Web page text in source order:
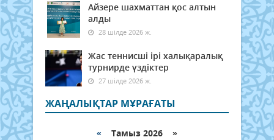
Айзере шахматтан қос алтын
алды
28 шілде 2026 ж.
Жас теннисші ірі халықаралық
турнирде үздіктер
27 шілде 2026 ж.
ЖАҢАЛЫҚТАР МҰРАҒАТЫ
« Тамыз 2026 »